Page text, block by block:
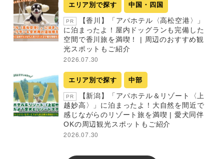
エリア別で探す 中国・四国
PR
【香川】「アパホテル〈高松空港〉」
に泊まったよ！屋内ドッグランも完備した
空間で香川旅を満喫！ | 周辺のおすすめ観
光スポットもご紹介
2026.07.30
エリア別で探す 中部
PR
【新潟】「アパホテル＆リゾート〈上
越妙高〉」に泊まったよ！大自然を間近で
感じながらのリゾート旅を満喫 | 愛犬同伴
OKの周辺観光スポットもご紹介
2026.07.30